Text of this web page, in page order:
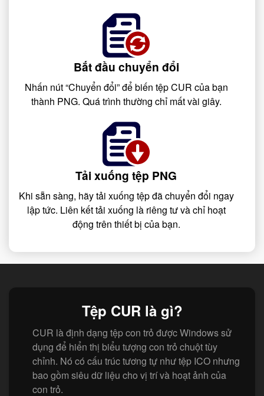
Bắt đầu chuyển đổi
Nhấn nút “Chuyển đổi” để biến tệp CUR của bạn
thành PNG. Quá trình thường chỉ mất vài giây.
Tải xuống tệp PNG
Khi sẵn sàng, hãy tải xuống tệp đã chuyển đổi ngay
lập tức. Liên kết tải xuống là riêng tư và chỉ hoạt
động trên thiết bị của bạn.
Tệp CUR là gì?
CUR là định dạng tệp con trỏ được Windows sử
dụng để hiển thị biểu tượng con trỏ chuột tùy
chỉnh. Nó có cấu trúc tương tự như tệp ICO nhưng
bao gồm siêu dữ liệu cho vị trí và hoạt ảnh của
con trỏ.